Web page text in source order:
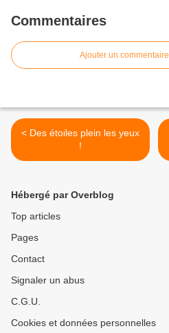
Commentaires
Ajouter un commentaire
< Des étoiles plein les yeux
!
Hébergé par Overblog
Top articles
Pages
Contact
Signaler un abus
C.G.U.
Cookies et données personnelles